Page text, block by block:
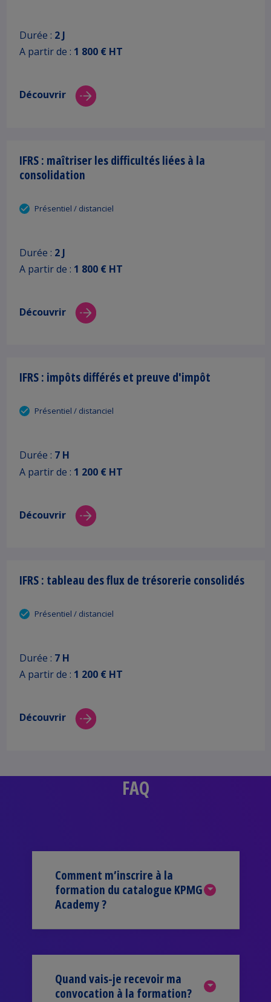
Durée : 2 J
A partir de : 1 800 € HT
Découvrir
IFRS : maîtriser les difficultés liées à la
consolidation
Présentiel / distanciel
Durée : 2 J
A partir de : 1 800 € HT
Découvrir
IFRS : impôts différés et preuve d'impôt
Présentiel / distanciel
Durée : 7 H
A partir de : 1 200 € HT
Découvrir
IFRS : tableau des flux de trésorerie consolidés
Présentiel / distanciel
Durée : 7 H
A partir de : 1 200 € HT
Découvrir
FAQ
Comment m’inscrire à la
formation du catalogue KPMG
Academy ?
Quand vais-je recevoir ma
convocation à la formation?